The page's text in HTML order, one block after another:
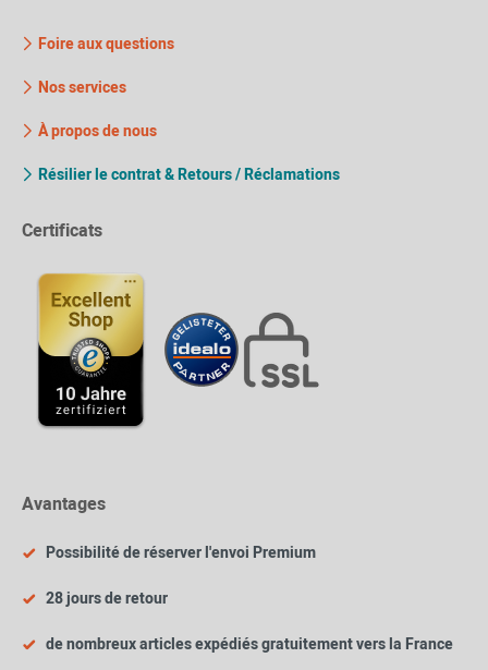
Foire aux questions
Nos services
À propos de nous
Résilier le contrat & Retours / Réclamations
Certificats
Avantages
Possibilité de réserver l'envoi Premium
28 jours de retour
de nombreux articles expédiés gratuitement vers la France